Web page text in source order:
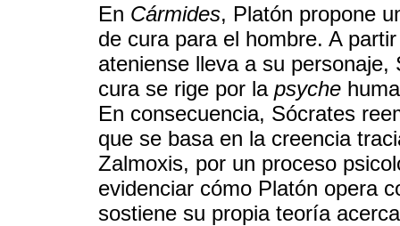
En Cármides, Platón propone
de cura para el hombre. A
ateniense lleva a su
cura se rige por la psyche
En consecuencia, Sócrates
que se basa en la creencia
Zalmoxis, por un proceso
evidenciar cómo Platón opera
sostiene su propia teoría